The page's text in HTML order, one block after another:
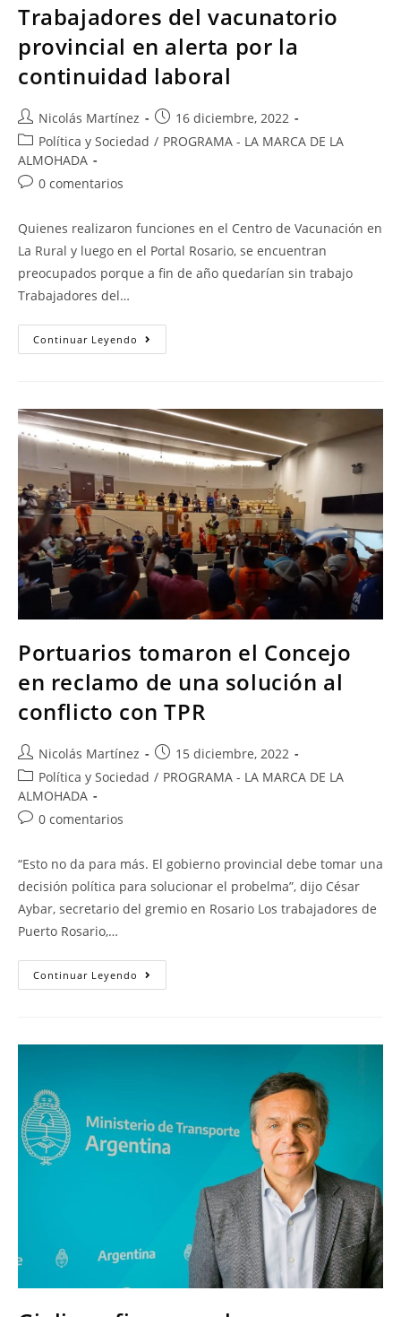
Trabajadores del vacunatorio
provincial en alerta por la
continuidad laboral
Nicolás Martínez
16 diciembre, 2022
Política y Sociedad / PROGRAMA - LA MARCA DE LA
ALMOHADA
0 comentarios
Quienes realizaron funciones en el Centro de Vacunación en
La Rural y luego en el Portal Rosario, se encuentran
preocupados porque a fin de año quedarían sin trabajo
Trabajadores del…
Continuar Leyendo
Portuarios tomaron el Concejo
en reclamo de una solución al
conflicto con TPR
Nicolás Martínez
15 diciembre, 2022
Política y Sociedad / PROGRAMA - LA MARCA DE LA
ALMOHADA
0 comentarios
“Esto no da para más. El gobierno provincial debe tomar una
decisión política para solucionar el probelma”, dijo César
Aybar, secretario del gremio en Rosario Los trabajadores de
Puerto Rosario,…
Continuar Leyendo